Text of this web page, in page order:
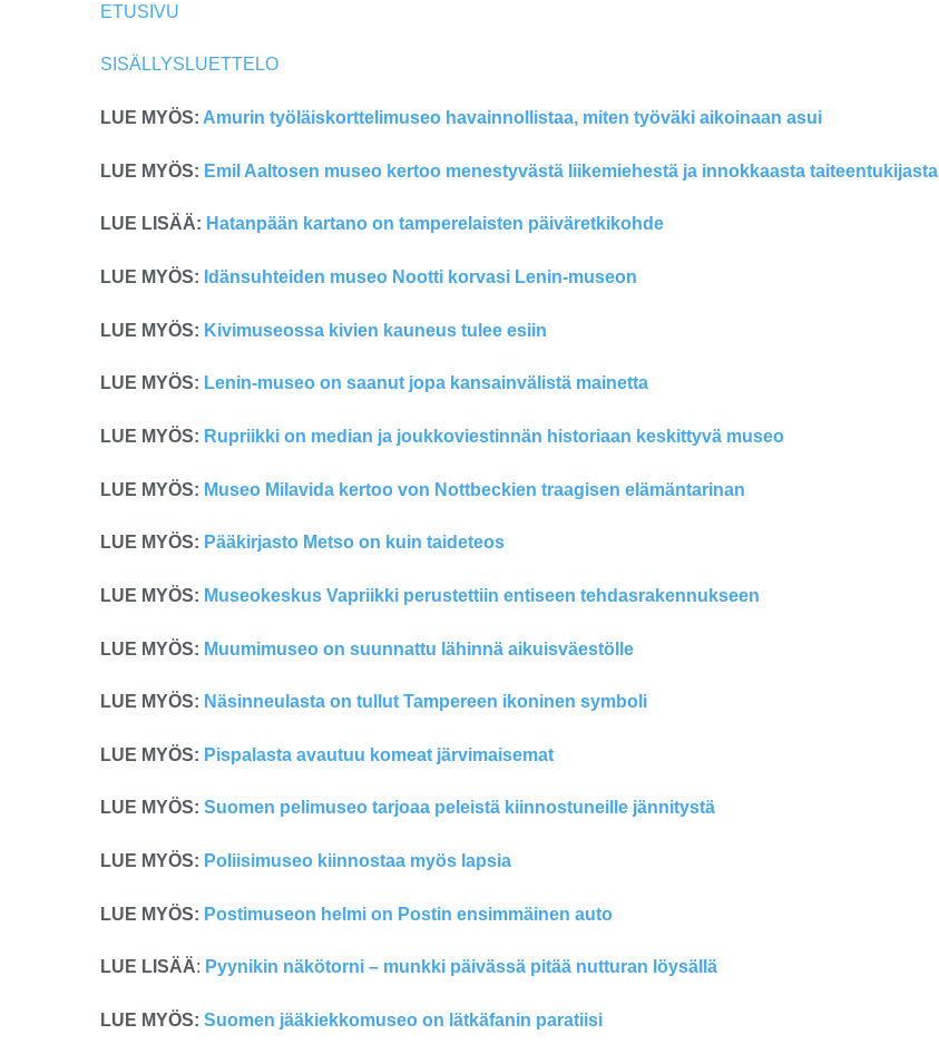
ETUSIVU
SISÄLLYSLUETTELO
LUE MYÖS: Amurin työläiskorttelimuseo havainnollistaa, miten työväki aikoinaan asui
LUE MYÖS: Emil Aaltosen museo kertoo menestyvästä liikemiehestä ja innokkaasta taiteentukijasta
LUE LISÄÄ: Hatanpään kartano on tamperelaisten päiväretkikohde
LUE MYÖS: Idänsuhteiden museo Nootti korvasi Lenin-museon
LUE MYÖS: Kivimuseossa kivien kauneus tulee esiin
LUE MYÖS: Lenin-museo on saanut jopa kansainvälistä mainetta
LUE MYÖS: Rupriikki on median ja joukkoviestinnän historiaan keskittyvä museo
LUE MYÖS: Museo Milavida kertoo von Nottbeckien traagisen elämäntarinan
LUE MYÖS: Pääkirjasto Metso on kuin taideteos
LUE MYÖS: Museokeskus Vapriikki perustettiin entiseen tehdasrakennukseen
LUE MYÖS: Muumimuseo on suunnattu lähinnä aikuisväestölle
LUE MYÖS: Näsinneulasta on tullut Tampereen ikoninen symboli
LUE MYÖS: Pispalasta avautuu komeat järvimaisemat
LUE MYÖS: Suomen pelimuseo tarjoaa peleistä kiinnostuneille jännitystä
LUE MYÖS: Poliisimuseo kiinnostaa myös lapsia
LUE MYÖS: Postimuseon helmi on Postin ensimmäinen auto
LUE LISÄÄ: Pyynikin näkötorni – munkki päivässä pitää nutturan löysällä
LUE MYÖS: Suomen jääkiekkomuseo on lätkäfanin paratiisi